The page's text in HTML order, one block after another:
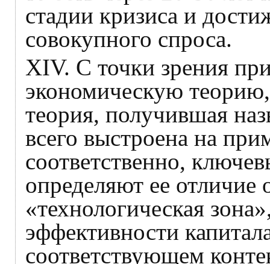
стадии кризиса и
совокупного спроса.
XIV. С точки зрения
экономическую
теория, получившая
всего выстроена на
соответственно,
определяют ее отличие
«технологическая
эффективности
соответствующем